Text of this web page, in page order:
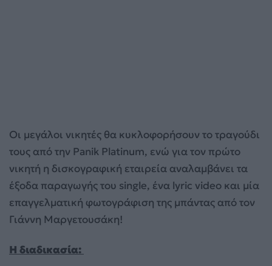
Οι μεγάλοι νικητές θα κυκλοφορήσουν το τραγούδι
τους από την Panik Platinum, ενώ για τον πρώτο
νικητή η δισκογραφική εταιρεία αναλαμβάνει τα
έξοδα παραγωγής του single, ένα lyric video και μία
επαγγελματική φωτογράφιση της μπάντας από τον
Γιάννη Μαργετουσάκη!
Η διαδικασία: